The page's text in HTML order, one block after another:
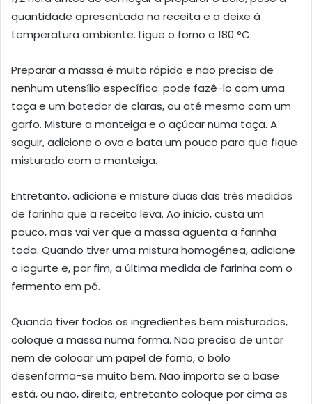
quantidade apresentada na receita e a deixe à
temperatura ambiente. Ligue o forno a 180 °C.
Preparar a massa é muito rápido e não precisa de
nenhum utensílio específico: pode fazê-lo com uma
taça e um batedor de claras, ou até mesmo com um
garfo. Misture a manteiga e o açúcar numa taça. A
seguir, adicione o ovo e bata um pouco para que fique
misturado com a manteiga.
Entretanto, adicione e misture duas das três medidas
de farinha que a receita leva. Ao início, custa um
pouco, mas vai ver que a massa aguenta a farinha
toda. Quando tiver uma mistura homogénea, adicione
o iogurte e, por fim, a última medida de farinha com o
fermento em pó.
Quando tiver todos os ingredientes bem misturados,
coloque a massa numa forma. Não precisa de untar
nem de colocar um papel de forno, o bolo
desenforma-se muito bem. Não importa se a base
está, ou não, direita, entretanto coloque por cima as